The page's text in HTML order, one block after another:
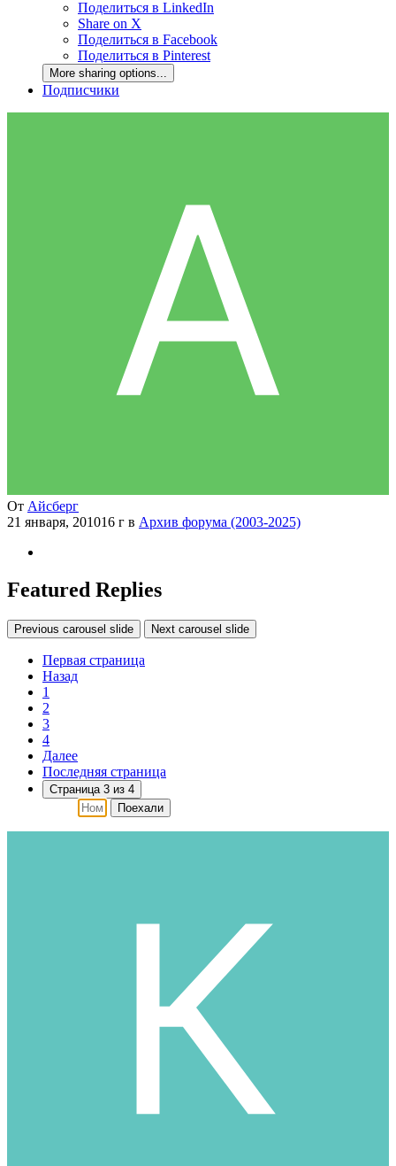
Поделиться в LinkedIn
Share on X
Поделиться в Facebook
Поделиться в Pinterest
More sharing options...
Подписчики
От Айсберг
21 января, 201016 г в Архив форума (2003-2025)
Featured Replies
Previous carousel slide Next carousel slide
Первая страница
Назад
1
2
3
4
Далее
Последняя страница
Страница 3 из 4
Поехали